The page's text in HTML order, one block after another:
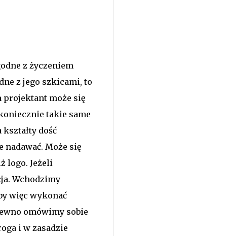
z życzeniem
z jego szkicami, to
projektant może się
takie same
dość
Może się
logo. Jeżeli
Wchodzimy
więc wykonać
omówimy sobie
i w zasadzie